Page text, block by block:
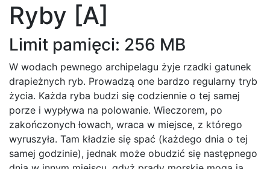
Ryby [A]
Limit pamięci: 256 MB
W wodach pewnego archipelagu żyje rzadki gatunek
drapieżnych ryb. Prowadzą one bardzo regularny tryb
życia. Każda ryba budzi się codziennie o tej samej
porze i wypływa na polowanie. Wieczorem, po
zakończonych łowach, wraca w miejsce, z którego
wyruszyła. Tam kładzie się spać (każdego dnia o tej
samej godzinie), jednak może obudzić się następnego